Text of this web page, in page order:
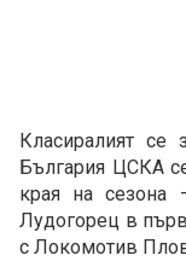
Класиралият се
България ЦСКА
края на сезона
Лудогорец в
с Локомотив